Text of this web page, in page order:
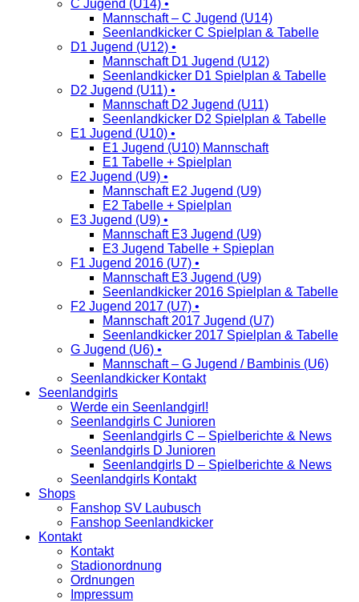
C Jugend (U14) •
Mannschaft – C Jugend (U14)
Seenlandkicker C Spielplan & Tabelle
D1 Jugend (U12) •
Mannschaft D1 Jugend (U12)
Seenlandkicker D1 Spielplan & Tabelle
D2 Jugend (U11) •
Mannschaft D2 Jugend (U11)
Seenlandkicker D2 Spielplan & Tabelle
E1 Jugend (U10) •
E1 Jugend (U10) Mannschaft
E1 Tabelle + Spielplan
E2 Jugend (U9) •
Mannschaft E2 Jugend (U9)
E2 Tabelle + Spielplan
E3 Jugend (U9) •
Mannschaft E3 Jugend (U9)
E3 Jugend Tabelle + Spieplan
F1 Jugend 2016 (U7) •
Mannschaft E3 Jugend (U9)
Seenlandkicker 2016 Spielplan & Tabelle
F2 Jugend 2017 (U7) •
Mannschaft 2017 Jugend (U7)
Seenlandkicker 2017 Spielplan & Tabelle
G Jugend (U6) •
Mannschaft – G Jugend / Bambinis (U6)
Seenlandkicker Kontakt
Seenlandgirls
Werde ein Seenlandgirl!
Seenlandgirls C Junioren
Seenlandgirls C – Spielberichte & News
Seenlandgirls D Junioren
Seenlandgirls D – Spielberichte & News
Seenlandgirls Kontakt
Shops
Fanshop SV Laubusch
Fanshop Seenlandkicker
Kontakt
Kontakt
Stadionordnung
Ordnungen
Impressum